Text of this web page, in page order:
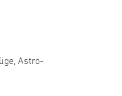
Astro-